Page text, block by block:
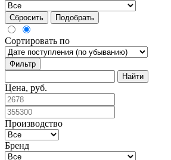
Сбросить Подобрать
Сортировать по
Фильтр
Цена, руб.
Производство
Бренд